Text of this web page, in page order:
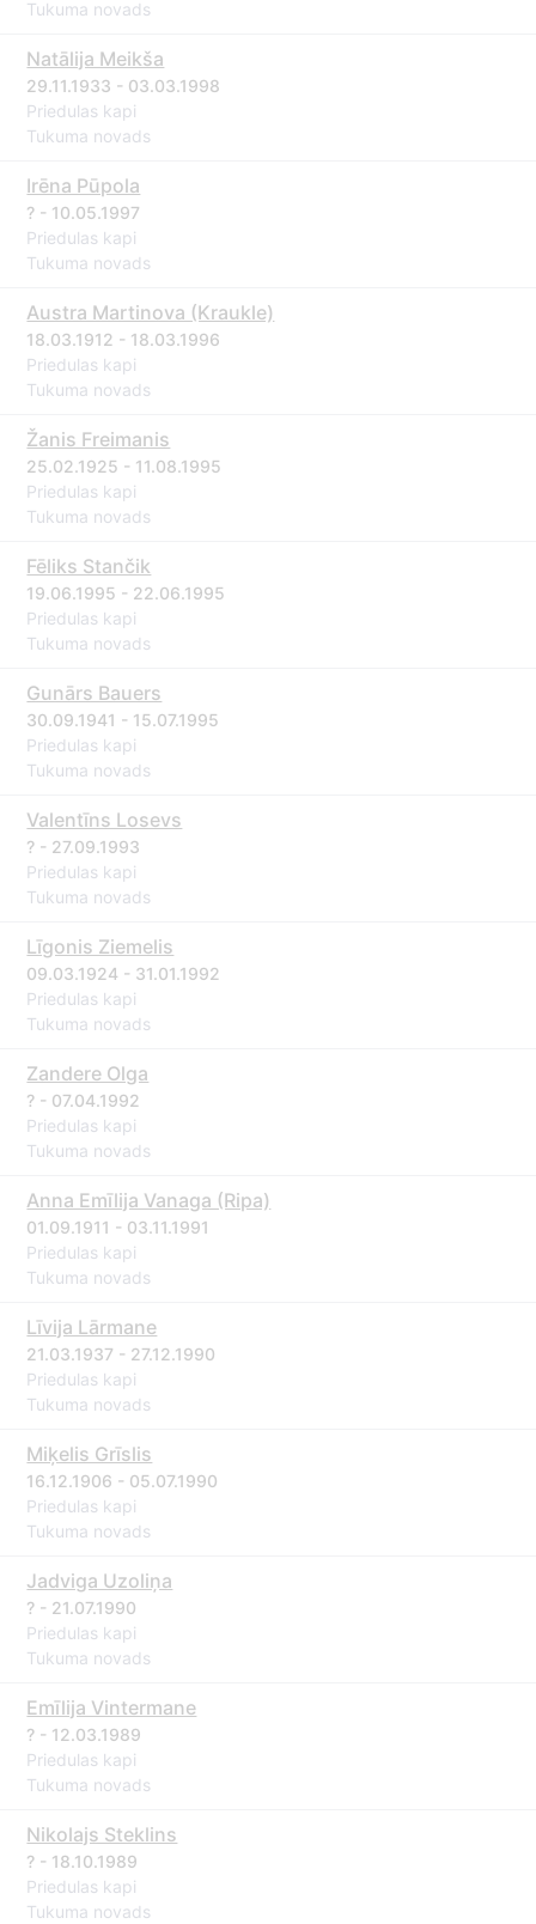
Tukuma novads
Natālija Meikša
29.11.1933 - 03.03.1998
Priedulas kapi
Tukuma novads
Irēna Pūpola
? - 10.05.1997
Priedulas kapi
Tukuma novads
Austra Martinova (Kraukle)
18.03.1912 - 18.03.1996
Priedulas kapi
Tukuma novads
Žanis Freimanis
25.02.1925 - 11.08.1995
Priedulas kapi
Tukuma novads
Fēliks Stančik
19.06.1995 - 22.06.1995
Priedulas kapi
Tukuma novads
Gunārs Bauers
30.09.1941 - 15.07.1995
Priedulas kapi
Tukuma novads
Valentīns Losevs
? - 27.09.1993
Priedulas kapi
Tukuma novads
Līgonis Ziemelis
09.03.1924 - 31.01.1992
Priedulas kapi
Tukuma novads
Zandere Olga
? - 07.04.1992
Priedulas kapi
Tukuma novads
Anna Emīlija Vanaga (Ripa)
01.09.1911 - 03.11.1991
Priedulas kapi
Tukuma novads
Līvija Lārmane
21.03.1937 - 27.12.1990
Priedulas kapi
Tukuma novads
Miķelis Grīslis
16.12.1906 - 05.07.1990
Priedulas kapi
Tukuma novads
Jadviga Uzoliņa
? - 21.07.1990
Priedulas kapi
Tukuma novads
Emīlija Vintermane
? - 12.03.1989
Priedulas kapi
Tukuma novads
Nikolajs Steklins
? - 18.10.1989
Priedulas kapi
Tukuma novads